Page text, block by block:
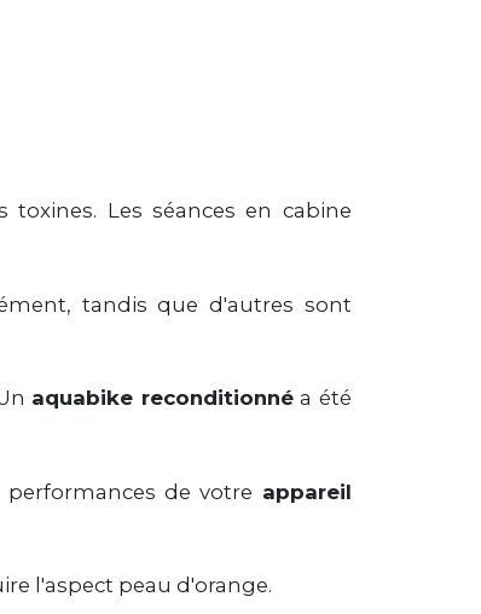
Les séances en cabine
tandis que d'autres sont
aquabike reconditionnéa été
de votre appareil
l'aspect peau d'orange.